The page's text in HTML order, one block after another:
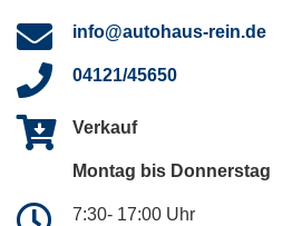
info@autohaus-rein.de
04121/45650
Verkauf
Montag bis Donnerstag
7:30- 17:00 Uhr